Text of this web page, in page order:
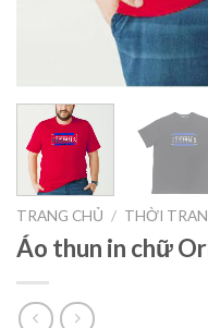
TRANG CHỦ / THỜI
Áo thun in chữ